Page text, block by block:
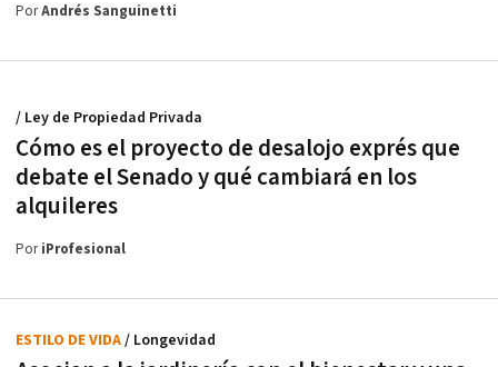
PorAndrés Sanguinetti
Cómo es el proyecto de desalojo exprés que
debate el Senado y qué cambiará en los
alquileres
/ Ley de Propiedad Privada
PoriProfesional
ESTILO DE VIDA/ Longevidad